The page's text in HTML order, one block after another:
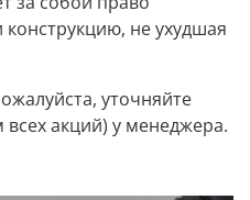
не ухудшая
уточняйте
всех акций) у менеджера.